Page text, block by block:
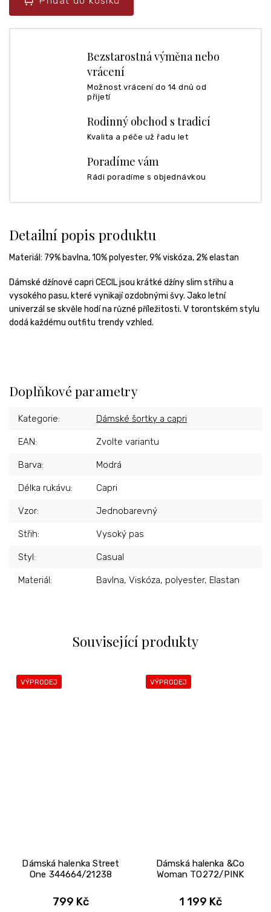
Bezstarostná výměna nebo
vrácení
Možnost vrácení do 14 dnů od
přijetí
Rodinný obchod s tradicí
Kvalita a péče už řadu let
Poradíme vám
Rádi poradíme s objednávkou
Související produkty
VÝPRODEJ
Dámská halenka Street
One 344664/21238
799 Kč
VÝPRODEJ
Dámská halenka &Co
Woman TO272/PINK
1 199 Kč
Detailní popis produktu
Materiál: 79% bavlna, 10% polyester, 9% viskóza, 2% elastan
Dámské džínové capri CECIL jsou krátké džíny slim střihu a
vysokého pasu, které vynikají ozdobnými švy. Jako letní
univerzál se skvěle hodí na různé příležitosti. V torontském stylu
dodá každému outfitu trendy vzhled.
Doplňkové parametry
Kategorie: Dámské šortky a capri
EAN: Zvolte variantu
Barva: Modrá
Délka rukávu: Capri
Vzor: Jednobarevný
Střih: Vysoký pas
Styl: Casual
Materiál: Bavlna, Viskóza, polyester, Elastan